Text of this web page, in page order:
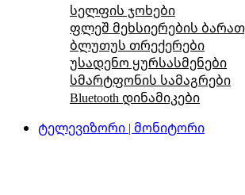
სელფის ჯოხები
ფლეშ მეხსიერების
ბლუთუს თრექერები
უსადენო ყურსასმენები
სმარტფონის სამაგრები
Bluetooth დინამიკები
ტელევიზორი | მონიტორი